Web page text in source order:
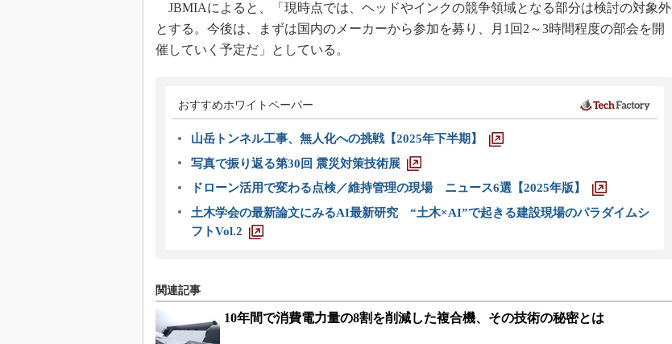
JBMIAによると、「現時点では、ヘッドやインクの競争領域となる部分は検討の対象外
とする。今後は、まずは国内のメーカーから参加を募り、月1回2～3時間程度の部会を開
催していく予定だ」としている。
おすすめホワイトペーパー
山岳トンネル工事、無人化への挑戦【2025年下半期】
写真で振り返る第30回 震災対策技術展
ドローン活用で変わる点検／維持管理の現場 ニュース6選【2025年版】
土木学会の最新論文にみるAI最新研究 “土木×AI”で起きる建設現場のパラダイムシ
フトVol.2
関連記事
10年間で消費電力量の8割を削減した複合機、その技術の秘密とは